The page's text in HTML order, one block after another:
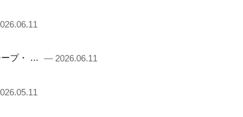
ープ・ …
— 2026.06.11